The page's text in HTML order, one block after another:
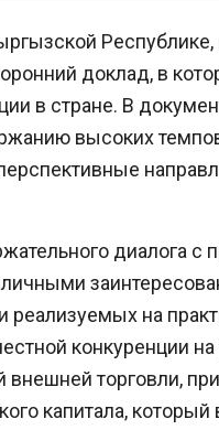
доклад, в
в стране. В
высоких
диалога с
реализуемых на
конкуренции
торговли,
капитала,